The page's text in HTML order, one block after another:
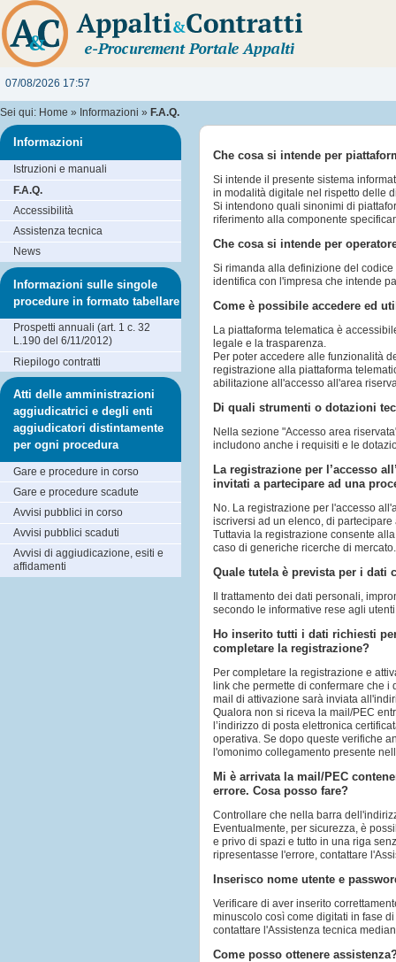
07/08/2026 17:57
Sei qui: Home » Informazioni » F.A.Q.
Che cosa si intende per
Si intende il presente sistema
in modalità digitale nel rispetto delle
Si intendono quali sinonimi di
riferimento alla componente
Che cosa si intende per
Si rimanda alla definizione del
identifica con l'impresa che intende
Come è possibile accedere ed
La piattaforma telematica è
legale e la trasparenza.
Per poter accedere alle funzionalità
registrazione alla piattaforma
abilitazione all'accesso all'area
Di quali strumenti o dotazioni
Nella sezione "Accesso area
includono anche i requisiti e le
La registrazione per l’accesso
invitati a partecipare ad una
No. La registrazione per l'accesso
iscriversi ad un elenco, di
Tuttavia la registrazione consente
caso di generiche ricerche di mercato.
Quale tutela è prevista per i dati
Il trattamento dei dati personali,
secondo le informative rese agli
Ho inserito tutti i dati richiesti
completare la registrazione?
Per completare la registrazione e
link che permette di confermare che
mail di attivazione sarà inviata
Qualora non si riceva la mail/PEC
l’indirizzo di posta elettronica
operativa. Se dopo queste verifiche
l'omonimo collegamento presente
Mi è arrivata la mail/PEC
errore. Cosa posso fare?
Controllare che nella barra
Eventualmente, per sicurezza, è
e privo di spazi e tutto in una riga
ripresentasse l'errore, contattare
Inserisco nome utente e
Verificare di aver inserito
minuscolo così come digitati in fase
contattare l'Assistenza tecnica
Come posso ottenere
Informazioni
Istruzioni e manuali
F.A.Q.
Accessibilità
Assistenza tecnica
News
Informazioni sulle singole
procedure in formato tabellare
Prospetti annuali (art. 1 c. 32
L.190 del 6/11/2012)
Riepilogo contratti
Atti delle amministrazioni
aggiudicatrici e degli enti
aggiudicatori distintamente
per ogni procedura
Gare e procedure in corso
Gare e procedure scadute
Avvisi pubblici in corso
Avvisi pubblici scaduti
Avvisi di aggiudicazione, esiti e
affidamenti